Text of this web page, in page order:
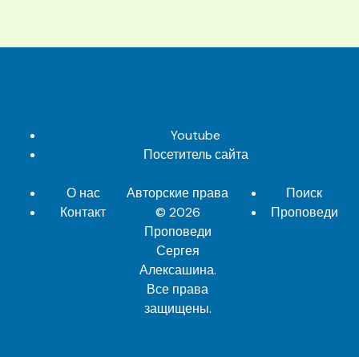
Youtube
Посетитель сайта
О нас
Контакт
Авторские права
© 2026
Проповеди
Сергея
Алексашина.
Все права
защищены.
Поиск
Проповеди